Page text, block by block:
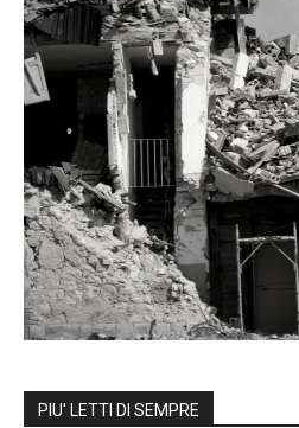
PIU' LETTI DI SEMPRE